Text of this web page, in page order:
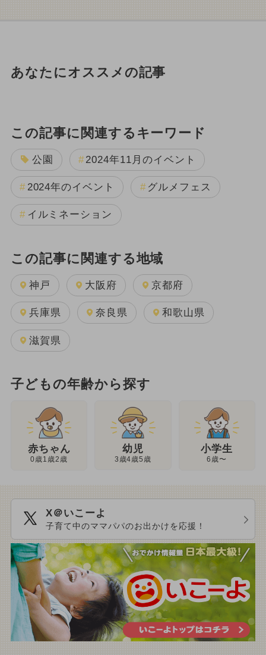
あなたにオススメの記事
この記事に関連するキーワード
公園 2024年11月のイベント
2024年のイベント グルメフェス
イルミネーション
この記事に関連する地域
神戸 大阪府 京都府
兵庫県 奈良県 和歌山県
滋賀県
子どもの年齢から探す
赤ちゃん
0歳1歳2歳
幼児
3歳4歳5歳
小学生
6歳〜
X＠いこーよ
子育て中のママパパのお出かけを応援！